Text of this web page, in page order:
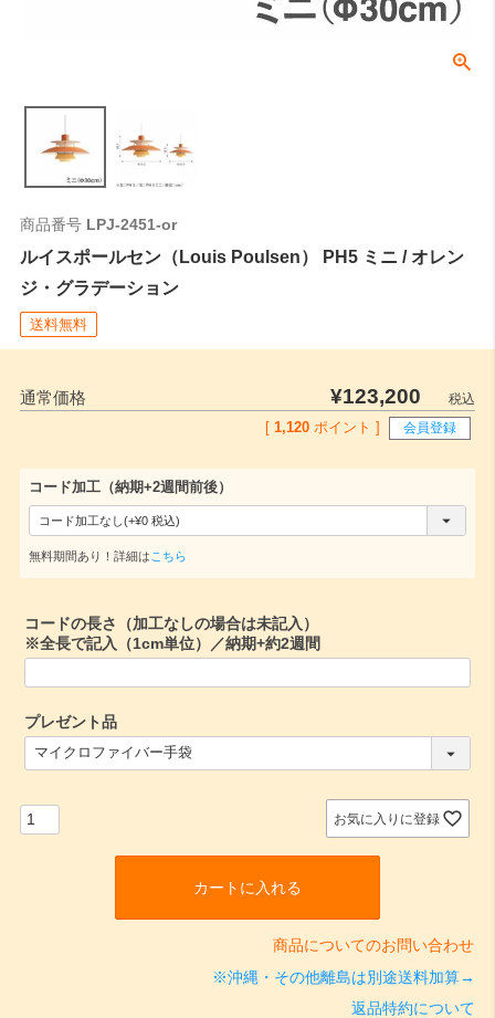
角型引掛シーリングやダクトレールなどの取付側のパーツの高さにな
0
ご注文時はこちらの数値をご記入ください。
商品番号 LPJ-2451-or
ルイスポールセン（Louis Poulsen） PH5 ミニ / オレン
ジ・グラデーション
送料無料
通常価格 ¥123,200
税込
1,120 ポイント ] 会員登録
コード加工（納期+2週間前後）
須
無料期間あり！詳細はこちら
コードの長さ（加工なしの場合は未記入）
※全長で記入（1cm単位）／納期+約2週間
プレゼント品
(
必
お気に入りに登録
カートに入れる
商品についてのお問い合わせ
※沖縄・その他離島は別途送料加算→
返品特約について